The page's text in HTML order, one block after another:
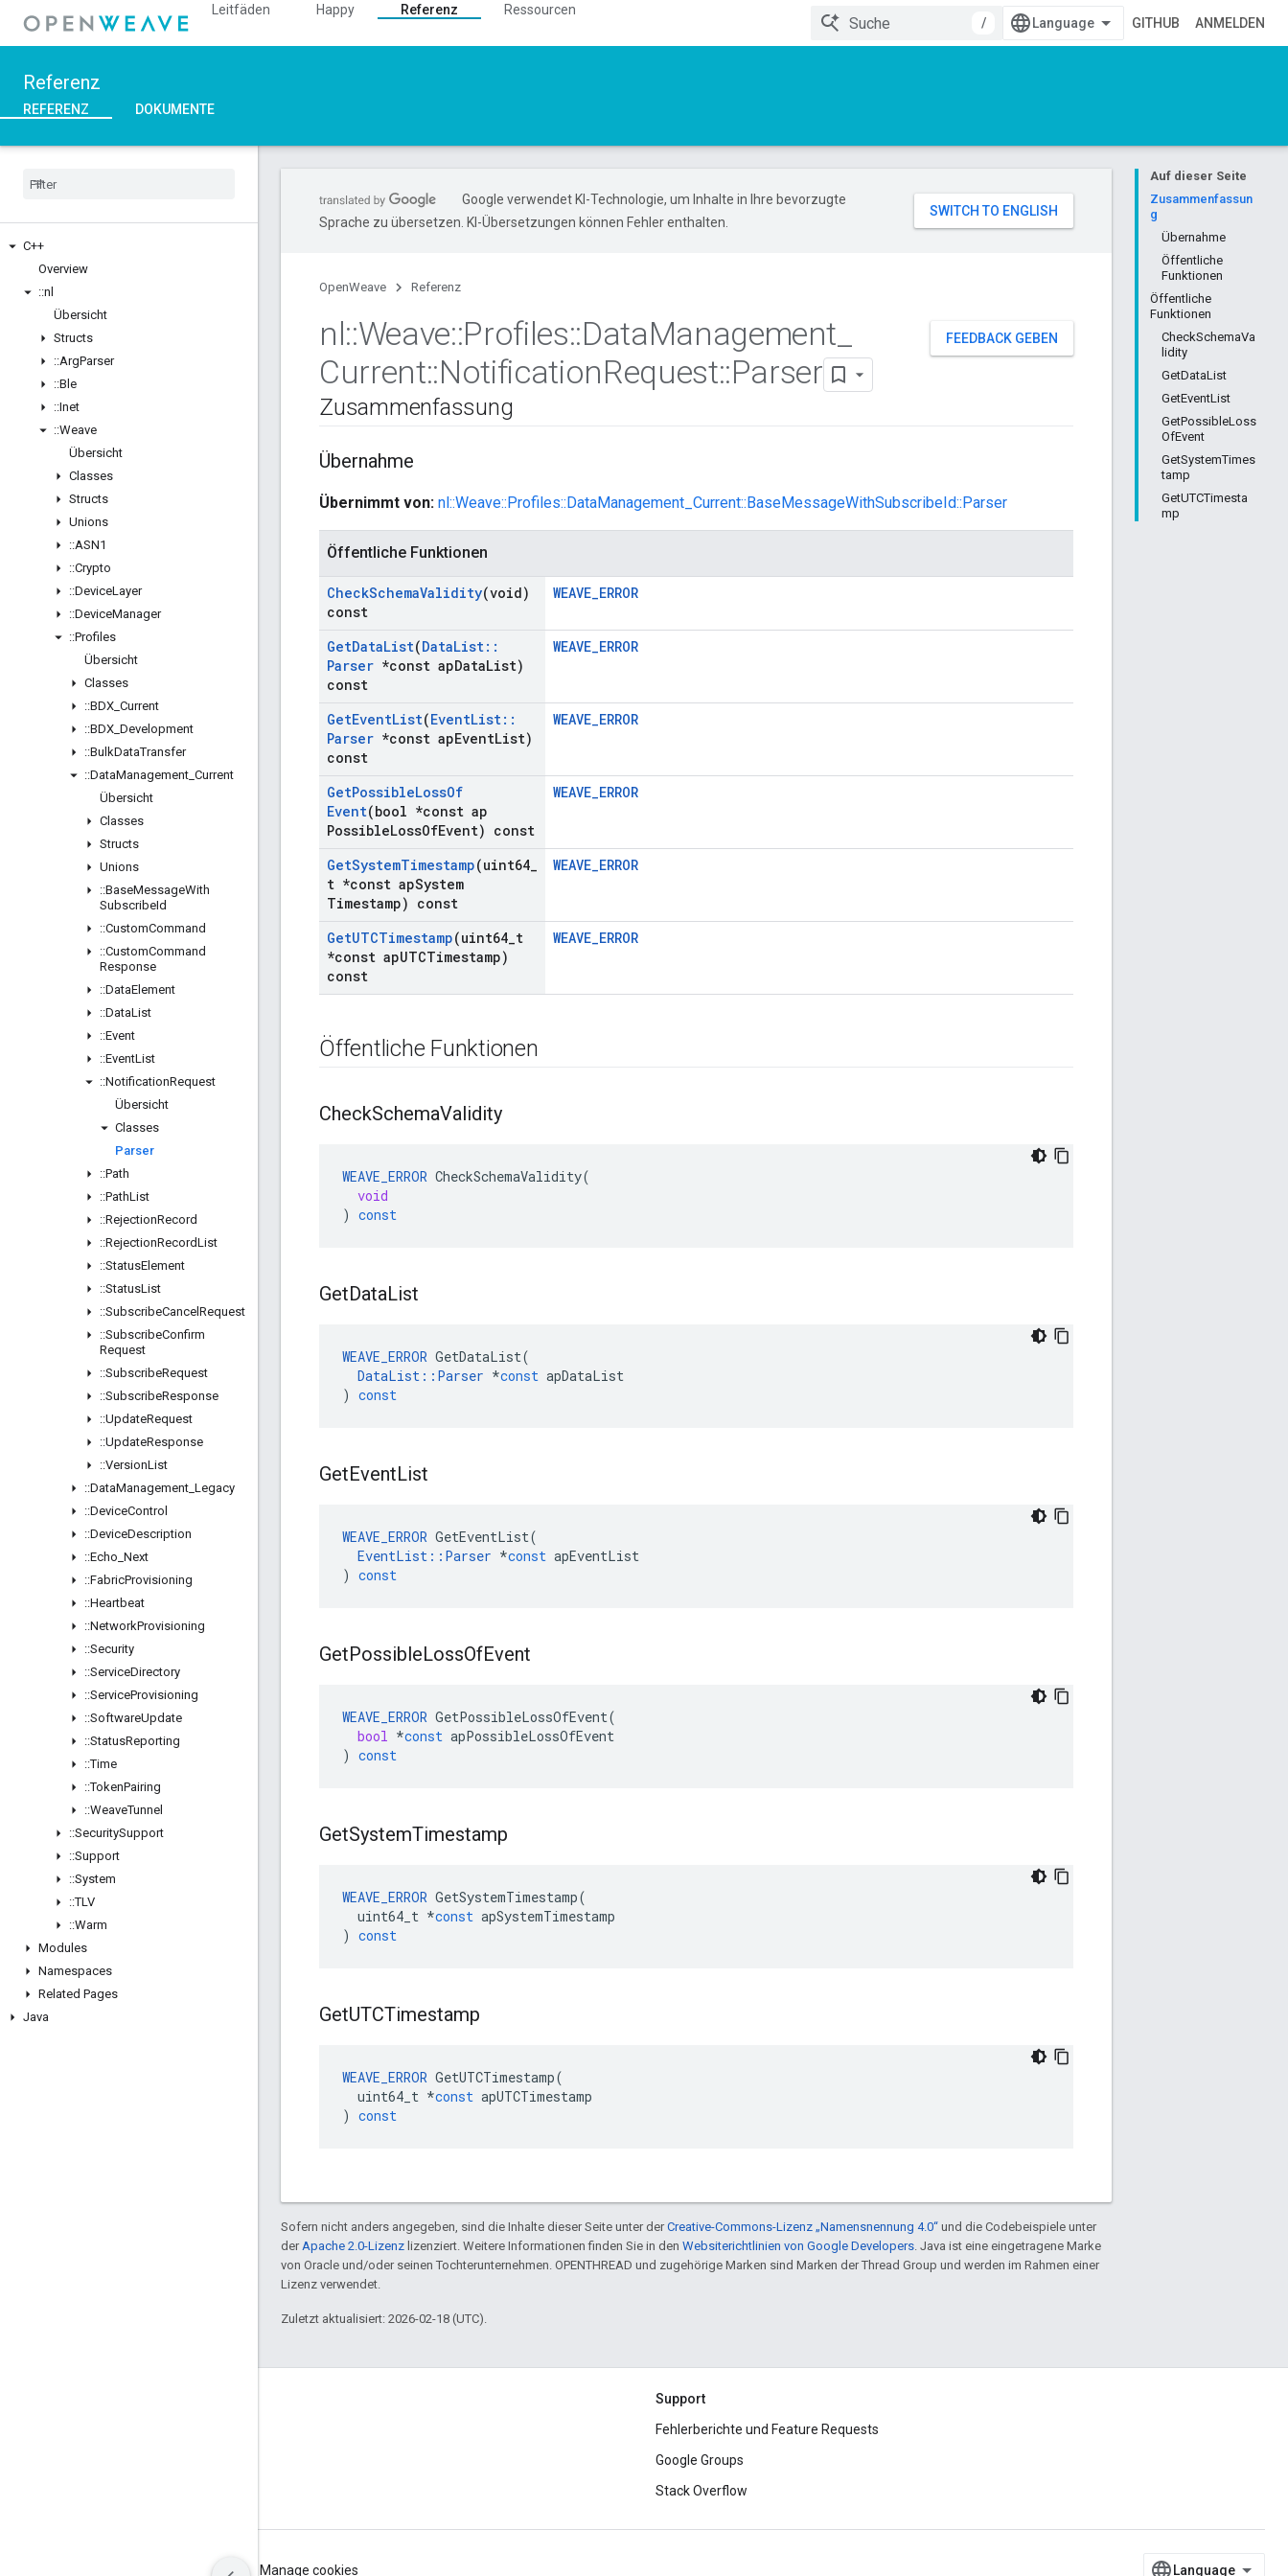
Leitfäden Happy Referenz
Ressourcen
/
GITHUB ANMELDEN
Referenz
REFERENZ DOKUMENTE
C++
Overview
::nl
Übersicht
Structs
::ArgParser
::Ble
::Inet
::Weave
Übersicht
Classes
Structs
Unions
::ASN1
::Crypto
::DeviceLayer
::DeviceManager
::Profiles
Übersicht
Classes
::BDX Current
::BDX Development
::BulkDataTransfer
::DataManagement Current
Übersicht
Classes
Structs
Unions
::BaseMessageWith
SubscribeId
::CustomCommand
::CustomCommand
Response
::DataElement
::DataList
::Event
::EventList
::NotificationRequest
Übersicht
Classes
Parser
::Path
::PathList
::RejectionRecord
::RejectionRecordList
::StatusElement
::StatusList
::SubscribeCancel Request
::SubscribeConfirm
Request
::SubscribeRequest
::SubscribeResponse
::UpdateRequest
::UpdateResponse
::VersionList
::DataManagement Legacy
::DeviceControl
::DeviceDescription
::Echo Next
::FabricProvisioning
::Heartbeat
::NetworkProvisioning
::Security
::ServiceDirectory
::ServiceProvisioning
::SoftwareUpdate
::StatusReporting
::Time
::TokenPairing
::WeaveTunnel
::SecuritySupport
::Support
::System
::TLV
::Warm
Modules
Namespaces
Related Pages
Java
Auf dieser Seite
Zusammenfassun
g
Übernahme
Öffentliche
Funktionen
Öffentliche
Funktionen
CheckSchemaVa
lidity
GetDataList
GetEventList
GetPossibleLoss
OfEvent
GetSystemTimes
tamp
GetUTCTimesta
mp
Google verwendet KI-Technologie, um Inhalte in Ihre bevorzugte
Sprache zu übersetzen. KI-Übersetzungen können Fehler enthalten.
OpenWeave Referenz
FEEDBACK GEBEN
nl::Weave::Profiles::DataManagement
Current::NotificationRequest::Parser
Zusammenfassung
Übernahme
Übernimmt von: nl::Weave::Profiles::DataManagement_Current::BaseMessageWithSubscribeId::Parser
Öffentliche Funktionen
CheckSchemaValidity(void)
const
WEAVE_ERROR
GetDataList(DataList::
Parser *const apDataList)
const
WEAVE_ERROR
GetEventList(EventList::
Parser *const apEventList)
const
WEAVE_ERROR
GetPossibleLossOf
Event(bool *const ap
PossibleLossOfEvent) const
WEAVE_ERROR
GetSystemTimestamp(uint64
t *const apSystem
Timestamp) const
WEAVE_ERROR
GetUTCTimestamp(uint64 t
*const apUTCTimestamp)
const
WEAVE_ERROR
Öffentliche Funktionen
CheckSchemaValidity
WEAVE_ERROR CheckSchemaValidity(
void
) const
GetDataList
WEAVE_ERROR GetDataList(
DataList :: Parser *const apDataList
) const
GetEventList
WEAVE_ERROR GetEventList(
EventList :: Parser *const apEventList
) const
GetPossibleLossOfEvent
WEAVE_ERROR GetPossibleLossOfEvent(
bool *const apPossibleLossOfEvent
) const
GetSystemTimestamp
WEAVE_ERROR GetSystemTimestamp(
uint64_t *const apSystemTimestamp
) const
GetUTCTimestamp
WEAVE_ERROR GetUTCTimestamp(
uint64_t *const apUTCTimestamp
) const
Sofern nicht anders angegeben, sind die Inhalte dieser Seite unter derCreative-Commons-Lizenz „Namensnennung 4.0“ und die Codebeispiele unter
derApache 2.0-Lizenz lizenziert. Weitere Informationen finden Sie in den Websiterichtlinien von Google Developers. Java ist eine eingetragene Marke
von Oracle und/oder seinen Tochterunternehmen. OPENTHREAD und zugehörige Marken sind Marken der Thread Group und werden im Rahmen einer
Lizenz verwendet.
Zuletzt aktualisiert: 2026-02-18 (UTC).
Support
Fehlerberichte und Feature Requests
Google Groups
Stack Overflow
Datenschutz Manage cookies